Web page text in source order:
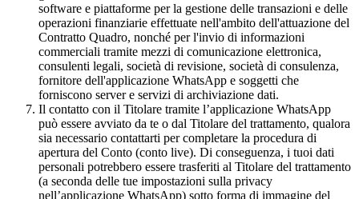
software e piattaforme per la gestione delle transazioni e delle
operazioni finanziarie effettuate nell'ambito dell'attuazione del
Contratto Quadro, nonché per l'invio di informazioni
commerciali tramite mezzi di comunicazione elettronica,
consulenti legali, società di revisione, società di consulenza,
fornitore dell'applicazione WhatsApp e soggetti che
forniscono server e servizi di archiviazione dati.
Il contatto con il Titolare tramite l’applicazione WhatsApp
può essere avviato da te o dal Titolare del trattamento, qualora
sia necessario contattarti per completare la procedura di
apertura del Conto (conto live). Di conseguenza, i tuoi dati
personali potrebbero essere trasferiti al Titolare del trattamento
(a seconda delle tue impostazioni sulla privacy
nell’applicazione WhatsApp) sotto forma di immagine del